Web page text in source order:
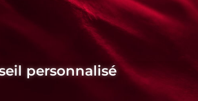
personnalisé